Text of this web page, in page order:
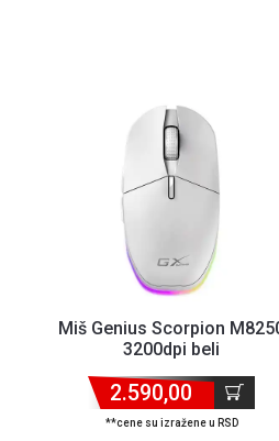
Miš Genius Scorpion
3200dpi beli
2.590,00
**cene su izražene u RSD